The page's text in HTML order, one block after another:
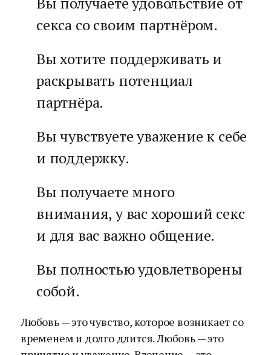
секса со своим партнёром.
Вы хотите поддерживать и
раскрывать потенциал
партнёра.
Вы чувствуете уважение к себе
и поддержку.
Вы получаете много
внимания, у вас хороший секс
и для вас важно общение.
Вы полностью удовлетворены
собой.
Любовь — это чувство, которое возникает со
временем и долго длится. Любовь — это